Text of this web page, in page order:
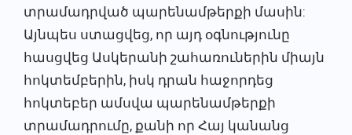
տրամադրված պարենամթերքի մասին:
Այնպես ստացվեց, որ այդ օգնությունը
հասցվեց Ասկերանի շահառուներին միայն
հոկտեմբերին, իսկ դրան հաջորդեց
հոկտեբեր ամսվա պարենամթերքի
տրամադրումը, քանի որ Հայ կանանց